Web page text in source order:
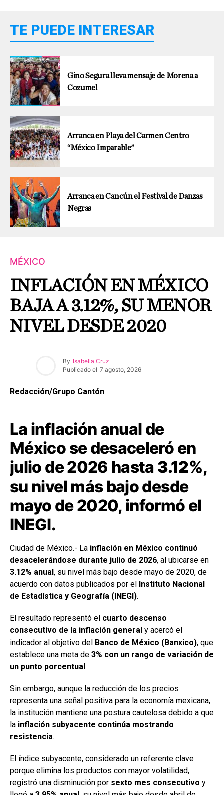
TE PUEDE INTERESAR
Gino Segura lleva mensaje de Morena a
Cozumel
Arranca en Playa del Carmen Centro
“México Imparable”
Arranca en Cancún el Festival de Danzas
Negras
MÉXICO
INFLACIÓN EN MÉXICO
BAJA A 3.12%, SU MENOR
NIVEL DESDE 2020
By Isabella Cruz
Publicado el 7 agosto, 2026
Redacción/Grupo Cantón
La inflación anual de
México se desaceleró en
julio de 2026 hasta 3.12%,
su nivel más bajo desde
mayo de 2020, informó el
INEGI.
Ciudad de México.- La inflación en México continuó
desacelerándose durante julio de 2026, al ubicarse en
3.12% anual, su nivel más bajo desde mayo de 2020, de
acuerdo con datos publicados por el Instituto Nacional
de Estadística y Geografía (INEGI).
El resultado representó el cuarto descenso
consecutivo de la inflación general y acercó el
indicador al objetivo del Banco de México (Banxico), que
establece una meta de 3% con un rango de variación de
un punto porcentual.
Sin embargo, aunque la reducción de los precios
representa una señal positiva para la economía mexicana,
la institución mantiene una postura cautelosa debido a que
la inflación subyacente continúa mostrando
resistencia.
El índice subyacente, considerado un referente clave
porque elimina los productos con mayor volatilidad,
registró una disminución por sexto mes consecutivo y